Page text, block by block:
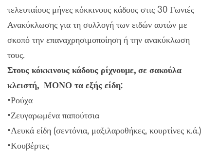
τελευταίους μήνες κόκκινους κάδους στις 30 Γωνιές
Ανακύκλωσης για τη συλλογή των ειδών αυτών με
σκοπό την επαναχρησιμοποίηση ή την ανακύκλωση
τους.
Στους κόκκινους κάδους ρίχνουμε, σε σακούλα
κλειστή, ΜΟΝΟ τα εξής είδη:
•Ρούχα
•Ζευγαρωμένα παπούτσια
•Λευκά είδη (σεντόνια, μαξιλαροθήκες, κουρτίνες κ.ά.)
•Κουβέρτες